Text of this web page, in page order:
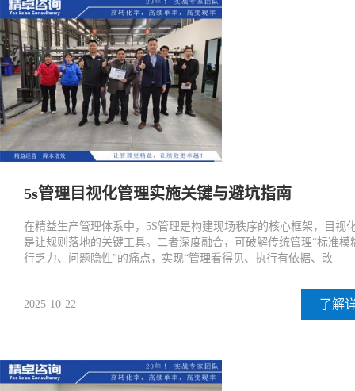
5s管理目视化管理实施关键与避坑指南
在精益生产管理体系中，5S管理是构建现场秩序的核心框架，目视
是让规则落地的关键工具。二者深度融合，可破解传统管理“标准模
行乏力、问题隐性”的痛点，实现“管理看得见、执行有依据、改
2025-10-22 了解